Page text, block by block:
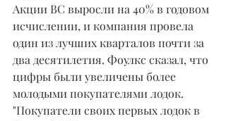
Акции BC выросли на 40% в годовом
исчислении, и компания провела
один из лучших кварталов почти за
два десятилетия. Фоулкс сказал, что
цифры были увеличены более
молодыми покупателями лодок.
"Покупатели своих первых лодок в